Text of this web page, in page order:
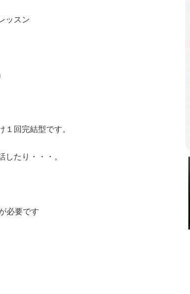
ッスン
回完結型です。
たり・・・。
必要です